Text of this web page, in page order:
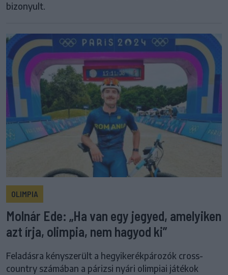
bizonyult.
OLIMPIA
Molnár Ede: „Ha van egy jegyed, amelyiken
azt írja, olimpia, nem hagyod ki”
Feladásra kényszerült a hegyikerékpározók cross-
country számában a párizsi nyári olimpiai játékok